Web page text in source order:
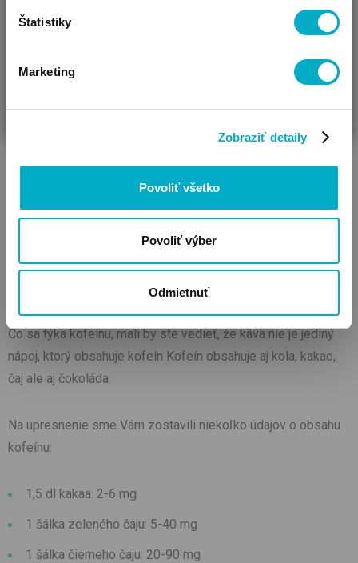
Štatistiky
Marketing
Zobraziť detaily
Povoliť všetko
Povoliť výber
Odmietnuť
vyskúšať napríklad kávu bez kofeínu. Obsahuje minimálne
Čo sa týka kofeínu, mali by ste vedieť, že káva nie je jediný
nápoj, ktorý obsahuje kofeín Kofeín obsahuje aj kola, kakao,
čaj ale aj čokoláda.
Na upresnenie sme Vám zostavili niekoľko údajov o obsahu
kofeínu:
1,5 dl kakaa: 2-6 mg
1 šálka zeleného čaju: 5-40 mg
1 šálka čierneho čaju: 20-90 mg